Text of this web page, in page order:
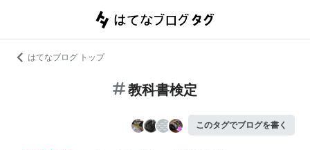
はてなブログ トップ
教科書検定
このタグでブログを書く